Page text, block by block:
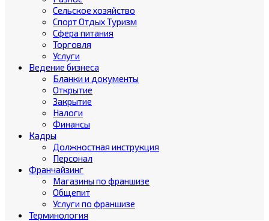
Сельское хозяйство
Спорт Отдых Туризм
Сфера питания
Торговля
Услуги
Ведение бизнеса
Бланки и документы
Открытие
Закрытие
Налоги
Финансы
Кадры
Должностная инструкция
Персонал
Франчайзинг
Магазины по франшизе
Общепит
Услуги по франшизе
Терминология